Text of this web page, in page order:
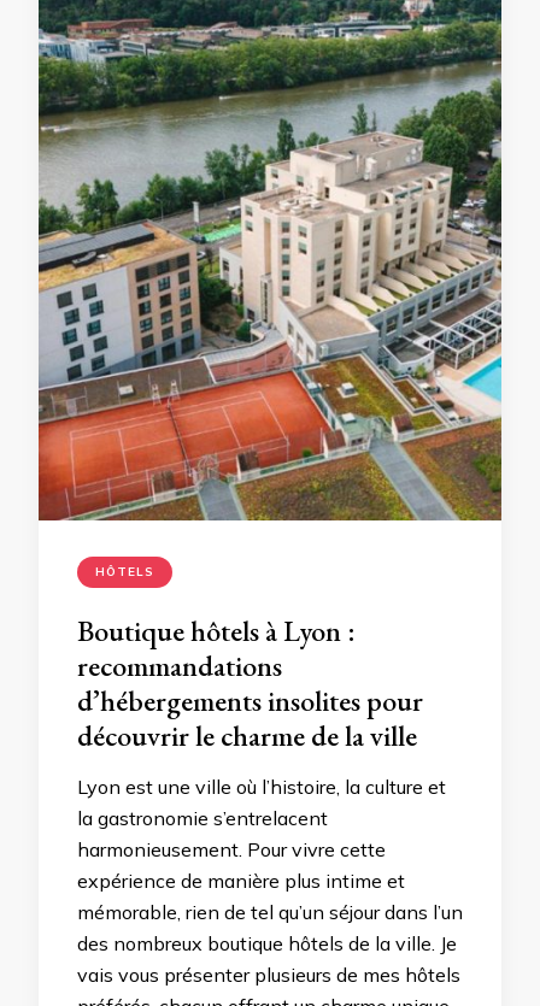
HÔTELS
Boutique hôtels à Lyon :
recommandations
d’hébergements insolites pour
découvrir le charme de la ville
Lyon est une ville où l’histoire, la culture et
la gastronomie s’entrelacent
harmonieusement. Pour vivre cette
expérience de manière plus intime et
mémorable, rien de tel qu’un séjour dans l’un
des nombreux boutique hôtels de la ville. Je
vais vous présenter plusieurs de mes hôtels